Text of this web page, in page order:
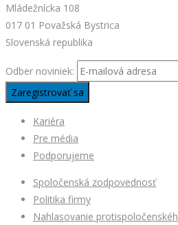
Mládežnícka 108
017 01 Považská Bystrica
Slovenská republika
Odber noviniek:
Kariéra
Pre média
Podporujeme
Spoločenská zodpovednosť
Politika firmy
Nahlasovanie